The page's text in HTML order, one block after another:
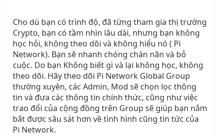
Cho dù bạn có trình độ, đã từng tham gia thị trường
Crypto, bạn có tầm nhìn lâu dài, nhưng bạn không
học hỏi, không theo dõi và không hiểu nó ( Pi
Network). Bạn sẽ nhanh chóng chán nãn và bỏ
cuộc. Do bạn Không biết gì và lại không học, không
theo dõi. Hãy theo dõi Pi Network Global Group
thường xuyên, các Admin, Mod sẽ chọn lọc thông
tin và đưa các thông tin chính thức, cũng như việc
trao đổi của cộng đồng trên Group sẽ giúp bạn nắm
bắt được sâu sát hơn về tình hình cũng tin tức của
Pi Network.